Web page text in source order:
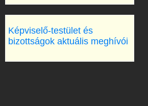
Képviselő-testület és
bizottságok aktuális meghívói